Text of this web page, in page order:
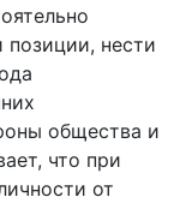
нести
общества и
что при
от